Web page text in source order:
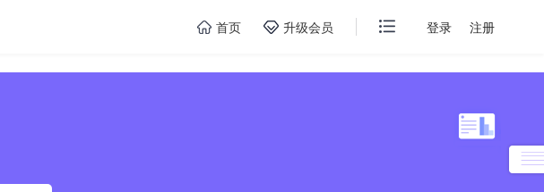
首页 升级会员 登录 注册